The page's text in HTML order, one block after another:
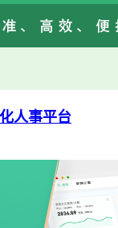
人事平台